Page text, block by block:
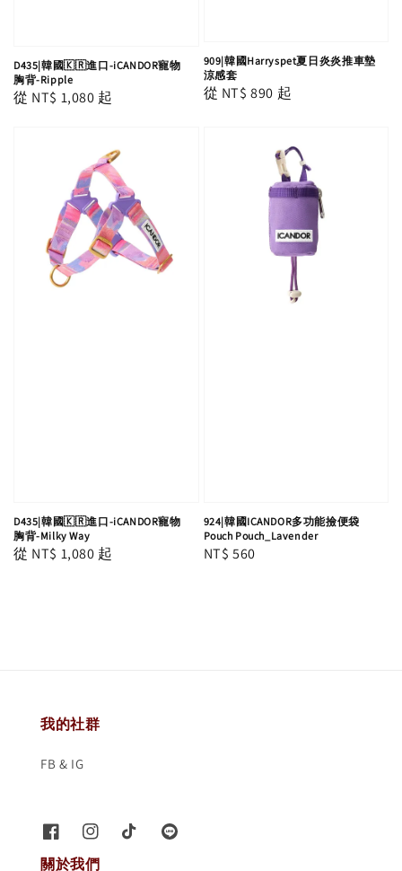
D435|韓國🇰🇷進口-iCANDOR寵物
胸背-Ripple
Regular
從 NT$ 1,080 起
909|韓國Harryspet夏日炎炎推車墊
涼感套
Regular
從 NT$ 890 起
D435|韓國🇰🇷進口-iCANDOR寵物
胸背-Milky Way
Regular
從 NT$ 1,080 起
924|韓國ICANDOR多功能撿便袋
Pouch Pouch_Lavender
Regular
NT$ 560
我的社群
FB & IG
關於我們